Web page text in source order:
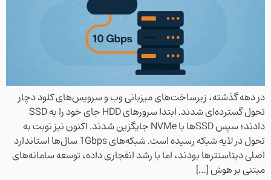
در دهه گذشته، زیرساخت‌های میزبانی وب و سرویس‌های کلود دچار
تحول گسترده‌ای شدند. ابتدا سرورهای HDD جای خود را به SSD
دادند؛ سپس SSDها با NVMe جایگزین شدند. اکنون نیز نوبت به
تحول در لایه شبکه رسیده است. شبکه‌های 1Gbps سال‌ها استاندارد
اصلی دیتاسنترها بودند، اما با رشد انفجاری داده، توسعه سامانه‌های
مبتنی بر هوش […]